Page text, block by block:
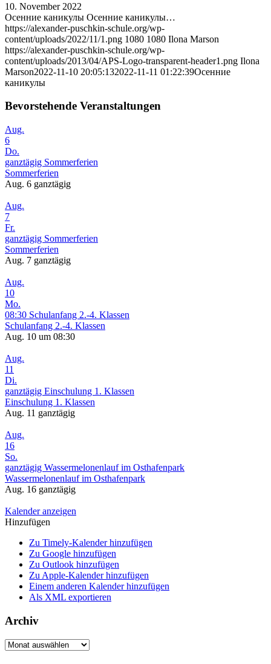
10. November 2022
Осенние каникулы Осенние каникулы…
https://alexander-puschkin-schule.org/wp-
content/uploads/2022/11/1.png 1080 1080 Ilona Marson
https://alexander-puschkin-schule.org/wp-
content/uploads/2013/04/APS-Logo-transparent-header1.png Ilona
Marson2022-11-10 20:05:132022-11-11 01:22:39Осенние
каникулы
Bevorstehende Veranstaltungen
Aug.
6
Do.
ganztägig Sommerferien
Sommerferien
Aug. 6 ganztägig
Aug.
7
Fr.
ganztägig Sommerferien
Sommerferien
Aug. 7 ganztägig
Aug.
10
Mo.
08:30 Schulanfang 2.-4. Klassen
Schulanfang 2.-4. Klassen
Aug. 10 um 08:30
Aug.
11
Di.
ganztägig Einschulung 1. Klassen
Einschulung 1. Klassen
Aug. 11 ganztägig
Aug.
16
So.
ganztägig Wassermelonenlauf im Osthafenpark
Wassermelonenlauf im Osthafenpark
Aug. 16 ganztägig
Kalender anzeigen
Hinzufügen
Zu Timely-Kalender hinzufügen
Zu Google hinzufügen
Zu Outlook hinzufügen
Zu Apple-Kalender hinzufügen
Einem anderen Kalender hinzufügen
Als XML exportieren
Archiv
Archiv